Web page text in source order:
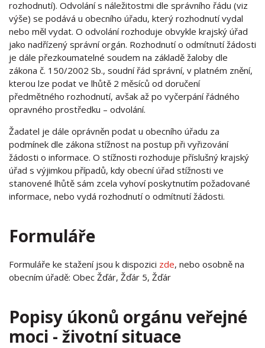
rozhodnutí). Odvolání s náležitostmi dle správního řádu (viz
výše) se podává u obecního úřadu, který rozhodnutí vydal
nebo měl vydat. O odvolání rozhoduje obvykle krajský úřad
jako nadřízený správní orgán. Rozhodnutí o odmítnutí žádosti
je dále přezkoumatelné soudem na základě žaloby dle
zákona č. 150/2002 Sb., soudní řád správní, v platném znění,
kterou lze podat ve lhůtě 2 měsíců od doručení
předmětného rozhodnutí, avšak až po vyčerpání řádného
opravného prostředku – odvolání.
Žadatel je dále oprávněn podat u obecního úřadu za
podmínek dle zákona stížnost na postup při vyřizování
žádosti o informace. O stížnosti rozhoduje příslušný krajský
úřad s výjimkou případů, kdy obecní úřad stížnosti ve
stanovené lhůtě sám zcela vyhoví poskytnutím požadované
informace, nebo vydá rozhodnutí o odmítnutí žádosti.
Formuláře
Formuláře ke stažení jsou k dispozici zde, nebo osobně na
obecním úřadě: Obec Žďár, Žďár 5, Žďár
Popisy úkonů orgánu veřejné
moci - životní situace